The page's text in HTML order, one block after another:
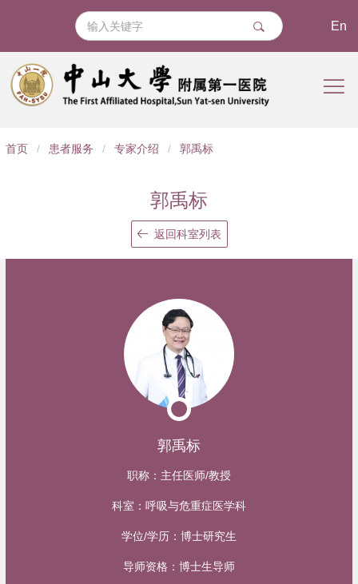
En
导
首页 / 患者服务 / 专家介绍 / 郭禹标
郭禹标
返回科室列表
郭禹标
职称： 主任医师/教授
科室： 呼吸与危重症医学科
学位/学历： 博士研究生
导师资格： 博士生导师